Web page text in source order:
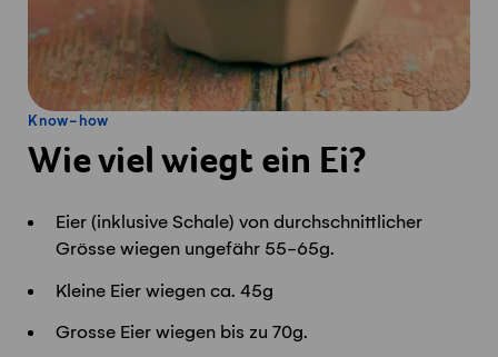
Know-how
Wie viel wiegt ein Ei?
Eier (inklusive Schale) von durchschnittlicher
Grösse wiegen ungefähr 55-65g.
Kleine Eier wiegen ca. 45g
Grosse Eier wiegen bis zu 70g.